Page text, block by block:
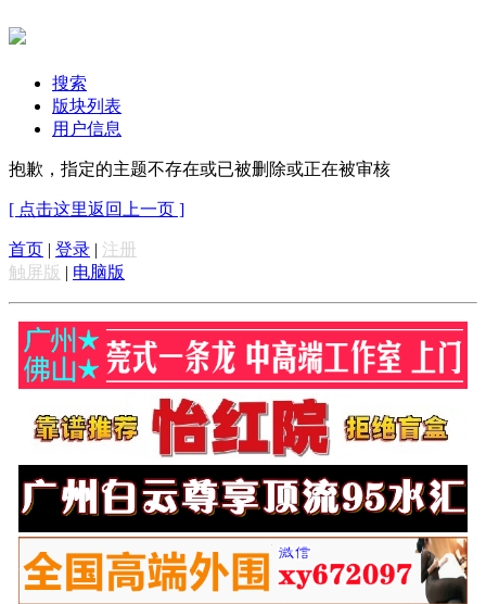
搜索
版块列表
用户信息
抱歉，指定的主题不存在或已被删除或正在被审核
[ 点击这里返回上一页 ]
首页 | 登录 | 注册
触屏版 | 电脑版